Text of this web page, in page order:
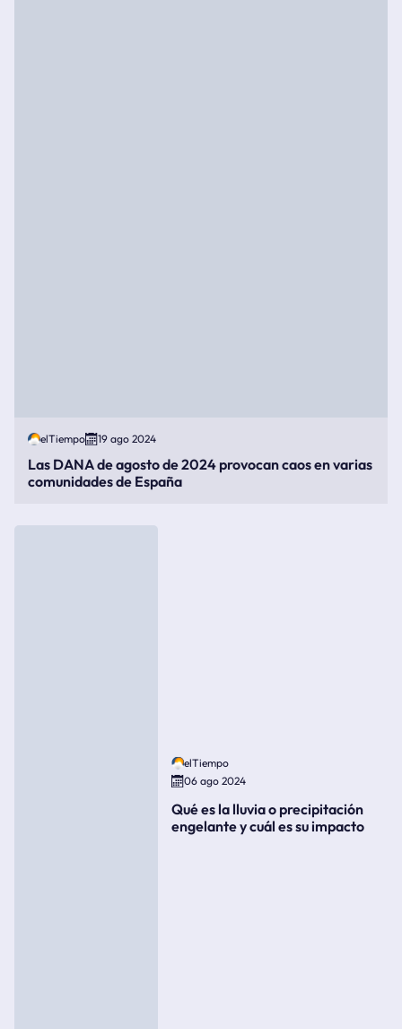
elTiempo 19 ago 2024
Las DANA de agosto de 2024 provocan caos en varias
comunidades de España
elTiempo
06 ago 2024
Qué es la lluvia o precipitación
engelante y cuál es su impacto